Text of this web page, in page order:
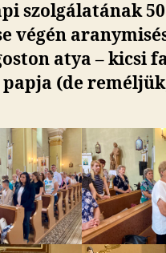
szolgálatának
végén
atya – kicsi
(de